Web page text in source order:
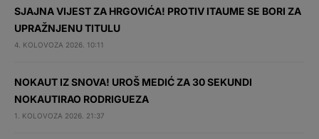
SJAJNA VIJEST ZA HRGOVIĆA! PROTIV ITAUME SE BORI ZA
UPRAŽNJENU TITULU
4. KOLOVOZA 2026. 10:11
NOKAUT IZ SNOVA! UROŠ MEDIĆ ZA 30 SEKUNDI
NOKAUTIRAO RODRIGUEZA
1. KOLOVOZA 2026. 21:37